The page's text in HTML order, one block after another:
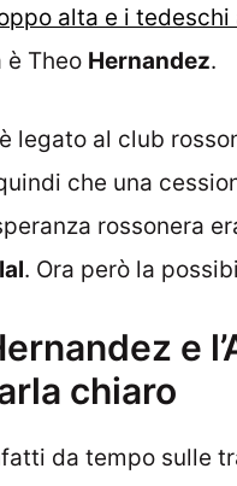
alta e i
Theo Hernandez.
legato al club
che una
rossonera
. Ora però la
e
chiaro
da tempo sulle